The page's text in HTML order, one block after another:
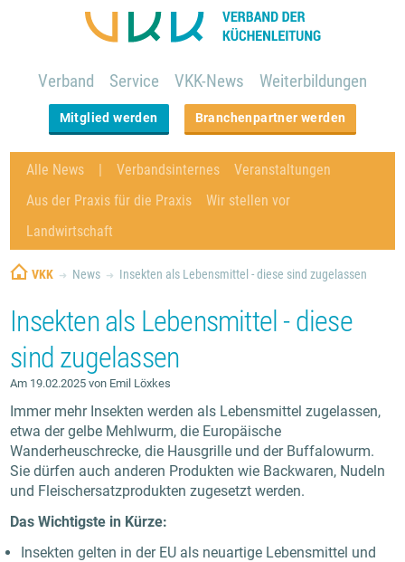
Verband Service VKK-News Weiterbildungen
Mitglied werden Branchenpartner werden
Alle News Verbandsinternes
Veranstaltungen
Aus der Praxis für die Praxis
Wir stellen vor
Landwirtschaft
VKK News Insekten als Lebensmittel - diese sind zugelassen
Insekten als Lebensmittel - diese
sind zugelassen
Am 19.02.2025 von Emil Löxkes
Immer mehr Insekten werden als Lebensmittel zugelassen,
etwa der gelbe Mehlwurm, die Europäische
Wanderheuschrecke, die Hausgrille und der Buffalowurm.
Sie dürfen auch anderen Produkten wie Backwaren, Nudeln
und Fleischersatzprodukten zugesetzt werden.
Das Wichtigste in Kürze:
Insekten gelten in der EU als neuartige Lebensmittel und